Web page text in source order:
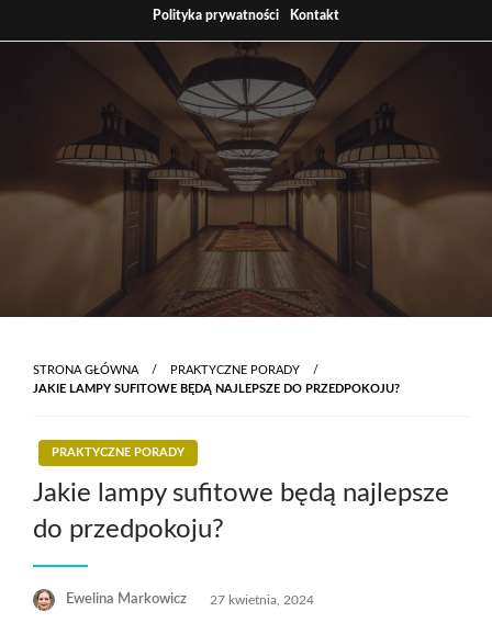
to
Polityka prywatności Kontakt
STRONA GŁÓWNA
PRAKTYCZNE PORADY
JAKIE LAMPY SUFITOWE BĘDĄ NAJLEPSZE DO PRZEDPOKOJU?
PRAKTYCZNE PORADY
Jakie lampy sufitowe będą najlepsze
do przedpokoju?
Ewelina Markowicz
Opublikowane
27 kwietnia, 2024